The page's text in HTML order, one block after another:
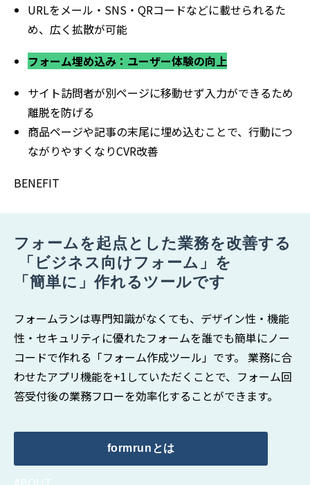
URLをメール・SNS・QRコードなどに載せられるた
め、広く拡散が可能
フォーム埋め込み：ユーザー体験の向上
サイト訪問者が別ページに移動せず入力ができるため
離脱を防げる
商品ページや記事の末尾に埋め込むことで、行動につ
ながりやすくなりCVR改善
BENEFIT
フォームを起点とした業務を改善する
「ビジネス向けフォーム」を
「簡単に」作れるツールです
フォームランは専門知識がなくても、デザイン性・機能
性・セキュリティに優れたフォームを誰でも簡単にノー
コードで作れる「フォーム作成ツール」です。 業務に合
わせたアプリ機能を+1していただくことで、フォーム回
答受付後の業務フローを効率化することができます。
formrunとは